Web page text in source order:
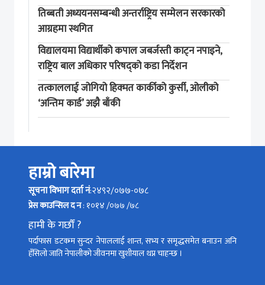
तिब्बती अध्ययनसम्बन्धी अन्तर्राष्ट्रिय सम्मेलन सरकारको
आग्रहमा स्थगित
विद्यालयमा विद्यार्थीको कपाल जबर्जस्ती काट्न नपाइने,
राष्ट्रिय बाल अधिकार परिषद्को कडा निर्देशन
तत्काललाई जोगियो हिक्मत कार्कीको कुर्सी, ओलीको
‘अन्तिम कार्ड’ अझै बाँकी
हाम्रो बारेमा
सूचना विभाग दर्ता नं:२४९२/०७७-०७८
प्रेस काउन्सिल द न: १०१४ /०७७ /७८
हामी के गर्छौं ?
पर्दाफास डटकम सुन्दर नेपाललाई शान्त, सभ्य र समृद्धसमेत बनाउन अनि
हँसिलो जाति नेपालीको जीवनमा खुशीयाल थप्न चाहन्छ ।